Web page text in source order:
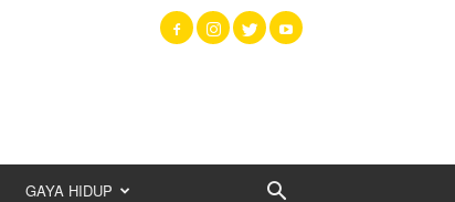
GAYA HIDUP